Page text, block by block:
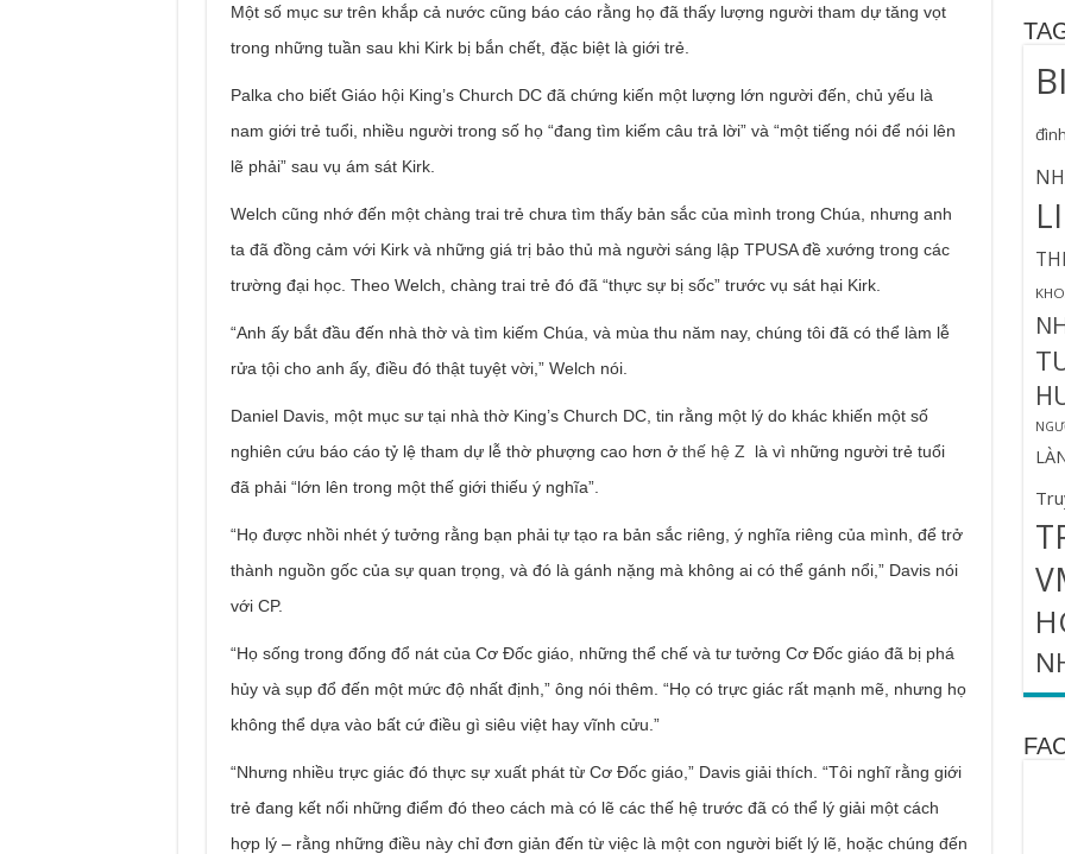
Một số mục sư trên khắp cả nước cũng báo cáo rằng họ đã thấy lượng người tham dự tăng vọt
trong những tuần sau khi Kirk bị bắn chết, đặc biệt là giới trẻ.
Palka cho biết Giáo hội King’s Church DC đã chứng kiến ​​một lượng lớn người đến, chủ yếu là
nam giới trẻ tuổi, nhiều người trong số họ “đang tìm kiếm câu trả lời” và “một tiếng nói để nói lên
lẽ phải” sau vụ ám sát Kirk.
Welch cũng nhớ đến một chàng trai trẻ chưa tìm thấy bản sắc của mình trong Chúa, nhưng anh
ta đã đồng cảm với Kirk và những giá trị bảo thủ mà người sáng lập TPUSA đề xướng trong các
trường đại học. Theo Welch, chàng trai trẻ đó đã “thực sự bị sốc” trước vụ sát hại Kirk.
“Anh ấy bắt đầu đến nhà thờ và tìm kiếm Chúa, và mùa thu năm nay, chúng tôi đã có thể làm lễ
rửa tội cho anh ấy, điều đó thật tuyệt vời,” Welch nói.
Daniel Davis, một mục sư tại nhà thờ King’s Church DC, tin rằng một lý do khác khiến một số
nghiên cứu báo cáo tỷ lệ tham dự lễ thờ phượng cao hơn ở thế hệ Z là vì những người trẻ tuổi
đã phải “lớn lên trong một thế giới thiếu ý nghĩa”.
“Họ được nhồi nhét ý tưởng rằng bạn phải tự tạo ra bản sắc riêng, ý nghĩa riêng của mình, để trở
thành nguồn gốc của sự quan trọng, và đó là gánh nặng mà không ai có thể gánh nổi,” Davis nói
với CP.
“Họ sống trong đống đổ nát của Cơ Đốc giáo, những thể chế và tư tưởng Cơ Đốc giáo đã bị phá
hủy và sụp đổ đến một mức độ nhất định,” ông nói thêm. “Họ có trực giác rất mạnh mẽ, nhưng họ
không thể dựa vào bất cứ điều gì siêu việt hay vĩnh cửu.”
“Nhưng nhiều trực giác đó thực sự xuất phát từ Cơ Đốc giáo,” Davis giải thích. “Tôi nghĩ rằng giới
trẻ đang kết nối những điểm đó theo cách mà có lẽ các thế hệ trước đã có thể lý giải một cách
hợp lý – rằng những điều này chỉ đơn giản đến từ việc là một con người biết lý lẽ, hoặc chúng đến
đình